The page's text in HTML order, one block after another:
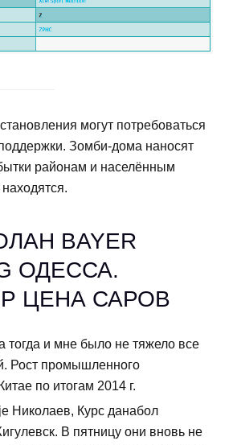
могут потребоваться
Зомби-дома наносят
районам и населённым
BAYER
ОДЕССА.
ЦЕНА САРОВ
тогда и мне было не тяжело все
Рост промышленного
по итогам 2014 г.
Николаев, Курс данабол
В пятницу они вновь не